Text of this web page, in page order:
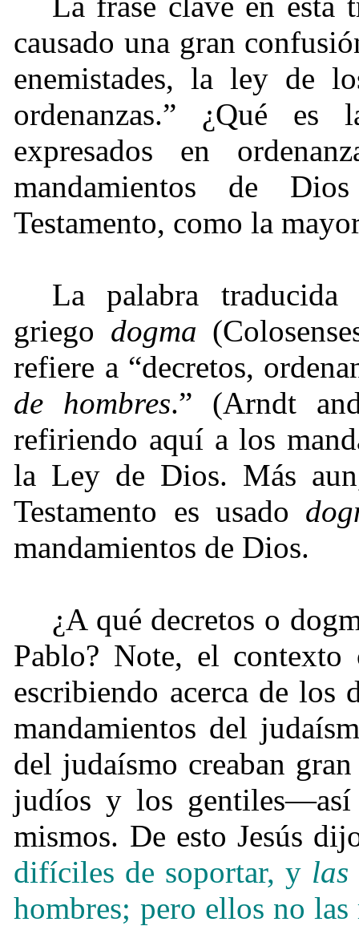
causado una gran
enemistades, la ley de
ordenanzas.” ¿Qué
expresados en
mandamientos de
Testamento, como la
La palabra traducida
griego dogma
refiere a “decretos,
de hombres.” (Arndt
refiriendo aquí a los
la Ley de Dios. Más
Testamento es usado
mandamientos de Dios.
¿A qué decretos o
Pablo? Note, el contexto
escribiendo acerca de los
mandamientos del
del judaísmo creaban
judíos y los
mismos. De esto Jesús
difíciles de soportar, y las
hombres; pero ellos no